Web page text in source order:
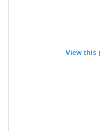
View this